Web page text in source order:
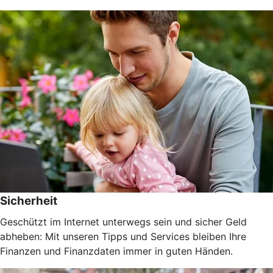
Sicherheit
Geschützt im Internet unterwegs sein und sicher Geld
abheben: Mit unseren Tipps und Services bleiben Ihre
Finanzen und Finanzdaten immer in guten Händen.